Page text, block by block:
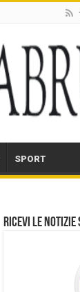
SPORT
Ricevi le notizie